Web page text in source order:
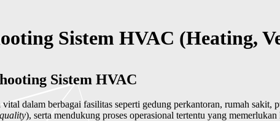
Sistem HVAC (Heating,
Sistem HVAC
dalam berbagai fasilitas seperti gedung perkantoran, rumah sakit,
), serta mendukung proses operasional tertentu yang